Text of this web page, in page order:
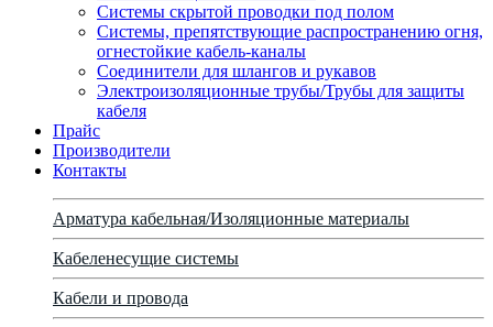
Системы скрытой проводки под полом
Системы, препятствующие распространению огня,
огнестойкие кабель-каналы
Соединители для шлангов и рукавов
Электроизоляционные трубы/Трубы для защиты
кабеля
Прайс
Производители
Контакты
Арматура кабельная/Изоляционные материалы
Кабеленесущие системы
Кабели и провода